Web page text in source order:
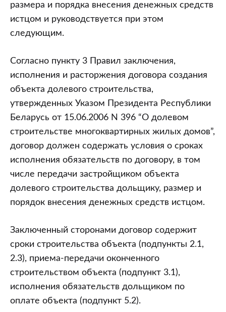
размера и порядка внесения денежных средств
истцом и руководствуется при этом
следующим.
Согласно пункту 3 Правил заключения,
исполнения и расторжения договора создания
объекта долевого строительства,
утвержденных Указом Президента Республики
Беларусь от 15.06.2006 N 396 “О долевом
строительстве многоквартирных жилых домов”,
договор должен содержать условия о сроках
исполнения обязательств по договору, в том
числе передачи застройщиком объекта
долевого строительства дольщику, размер и
порядок внесения денежных средств истцом.
Заключенный сторонами договор содержит
сроки строительства объекта (подпункты 2.1,
2.3), приема-передачи оконченного
строительством объекта (подпункт 3.1),
исполнения обязательств дольщиком по
оплате объекта (подпункт 5.2).